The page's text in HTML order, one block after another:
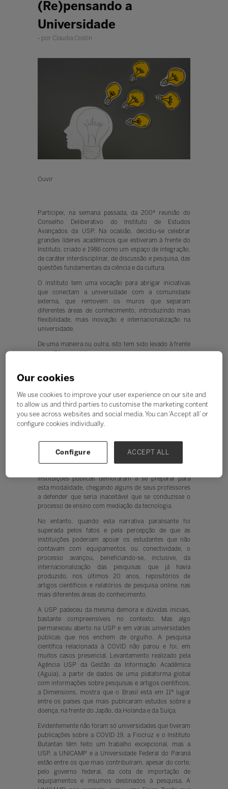
(Re)pensando a
Universidade
por Claudia Costin
Ouvir
Participei, na semana passada, da 200ª reunião do
Conselho Deliberativo do Instituto de Estudos
Avançados da USP. Na ocasião, decidiu-se celebrar
grandes líderes acadêmicos que estiveram à frente do
Instituto, criado e 1986 como um espaço de integração,
de caráter interdisciplinar, de discussão e pesquisa, das
questões fundamentais da ciência e da cultura.
O instituto tem uma vocação para abrigar iniciativas
que conectam a universidade com a comunidade
externa, que removem os muros que separam
diferentes áreas de conhecimento, introduzindo mais
flexibilidade, mais inovação e internacionalização na
universidade.
De uma maneira ou outra, isto tem sido levado à frente
pelo IEA, em diálogo com as escolas e a sociedade.
importante discussão sobre o futuro vem sendo levada
à frente, incluindo o futuro da Universidade no Brasil.
Mas a COVID 19 tem nos levado a pensar mais nas
emergências do Presente que no futuro. Afinal,
nenhuma instituição de Ensino Superior passou
matrículas e outras fontes de receita, dada a crise
econômica que acompanhou a sanitária. Além disso, a
instituições públicas demoraram a se preparar para
esta modalidade, chegando alguns de seus professores
a defender que seria inaceitável que se conduzisse o
processo de ensino com mediação da tecnologia.
No entanto, quando esta narrativa paralisante foi
superada pelos fatos e pela percepção de que as
instituições poderiam apoiar os estudantes que não
contavam com equipamentos ou conectividade, o
processo avançou, beneficiando-se, inclusive, da
internacionalização das pesquisas que já havia
produzido, nos últimos 20 anos, repositórios de
artigos científicos e relatórios de pesquisa online, nas
mais diferentes áreas do conhecimento.
A USP padeceu da mesma demora e dúvidas iniciais,
bastante compreensíveis no contexto. Mas algo
permaneceu aberto na USP e em várias universidades
públicas que nos enchem de orgulho. A pesquisa
científica relacionada à COVID não parou e foi, em
muitos casos presencial. Levantamento realizado pela
Agência USP da Gestão da Informação Acadêmica
(Aguia), a partir de dados de uma plataforma global
com informações sobre pesquisas e artigos científicos,
a Dimensions, mostra que o Brasil está em 11º lugar
entre os países que mais publicaram estudos sobre a
doença, na frente do Japão, da Holanda e da Suíça.
Evidentemente não foram só universidades que tiveram
publicações sobre a COVID 19, a Fiocruz e o Instituto
Butantan têm feito um trabalho excepcional, mas a
USP, a UNICAMP e a Universidade Federal do Paraná
estão entre os que mais contribuíram, apesar do corte,
pelo governo federal, da cota de importação de
equipamentos e insumos destinados à pesquisa. A
Our cookies
We use cookies to improve your user experience on our site and
to allow us and third parties to customise the marketing content
you see across websites and social media. You can ‘Accept all’ or
configure cookies individually.
Configure ACCEPT ALL